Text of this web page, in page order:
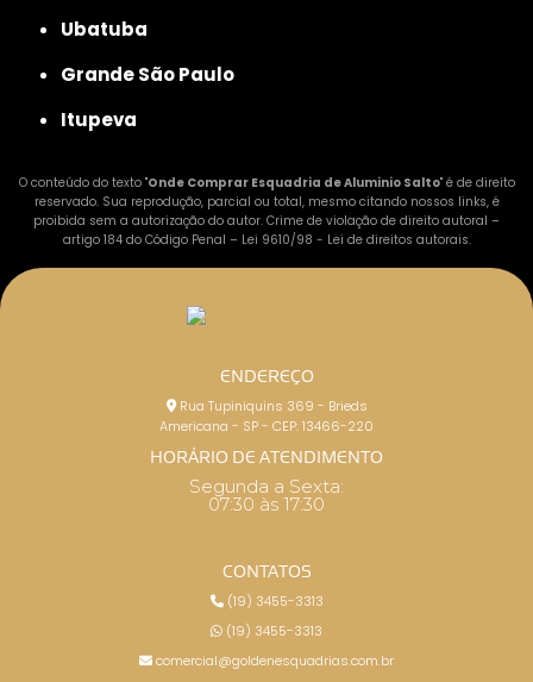
Ubatuba
Grande São Paulo
Itupeva
O conteúdo do texto "Onde Comprar Esquadria de Aluminio Salto" é de direito
reservado. Sua reprodução, parcial ou total, mesmo citando nossos links, é
proibida sem a autorização do autor. Crime de violação de direito autoral –
artigo 184 do Código Penal – Lei 9610/98 - Lei de direitos autorais.
ENDEREÇO
Rua Tupiniquins 369 - Brieds
Americana - SP - CEP: 13466-220
HORÁRIO DE ATENDIMENTO
Segunda a Sexta:
07:30 às 17:30
CONTATOS
(19) 3455-3313
(19) 3455-3313
comercial@goldenesquadrias.com.br